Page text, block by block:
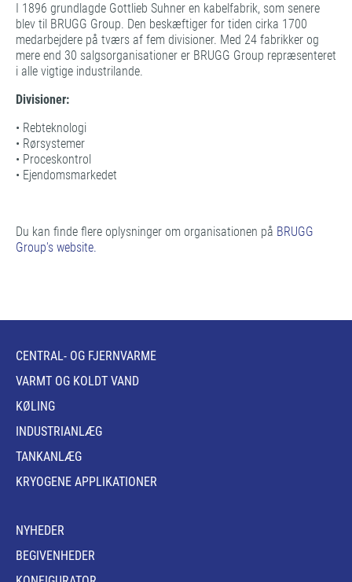
I 1896 grundlagde Gottlieb Suhner en kabelfabrik, som senere
blev til BRUGG Group. Den beskæftiger for tiden cirka 1700
medarbejdere på tværs af fem divisioner. Med 24 fabrikker og
mere end 30 salgsorganisationer er BRUGG Group repræsenteret
i alle vigtige industrilande.
Divisioner:
• Rebteknologi
• Rørsystemer
• Proceskontrol
• Ejendomsmarkedet
Du kan finde flere oplysninger om organisationen på BRUGG
Group's website.
CENTRAL- OG FJERNVARME
VARMT OG KOLDT VAND
KØLING
INDUSTRIANLÆG
TANKANLÆG
KRYOGENE APPLIKATIONER
NYHEDER
BEGIVENHEDER